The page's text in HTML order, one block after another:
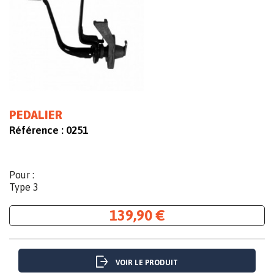
PEDALIER
Référence : 0251
Pour :
Type 3
139,90 €
VOIR LE PRODUIT